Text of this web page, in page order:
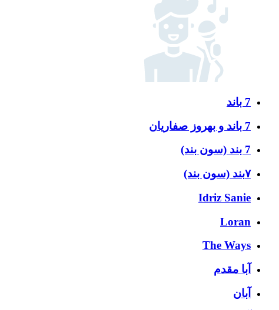
7 باند
7 باند و بهروز صفاریان
7 بند (سون بند)
۷بند (سون بند)
Idriz Sanie
Loran
The Ways
آبا مقدم
آبان